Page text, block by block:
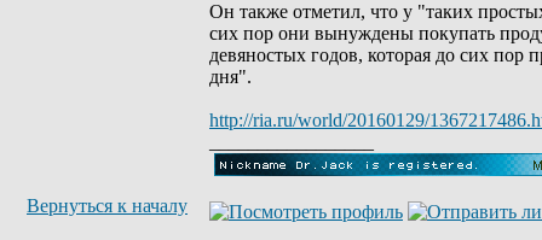
Он также отметил, что у "таких
сих пор они вынуждены покупать
девяностых годов, которая до сих пор
дня".
http://ria.ru/world/20160129/
Вернуться к началу